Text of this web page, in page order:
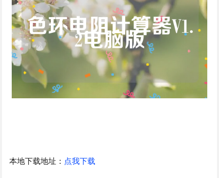
本地下载地址： 点我下载